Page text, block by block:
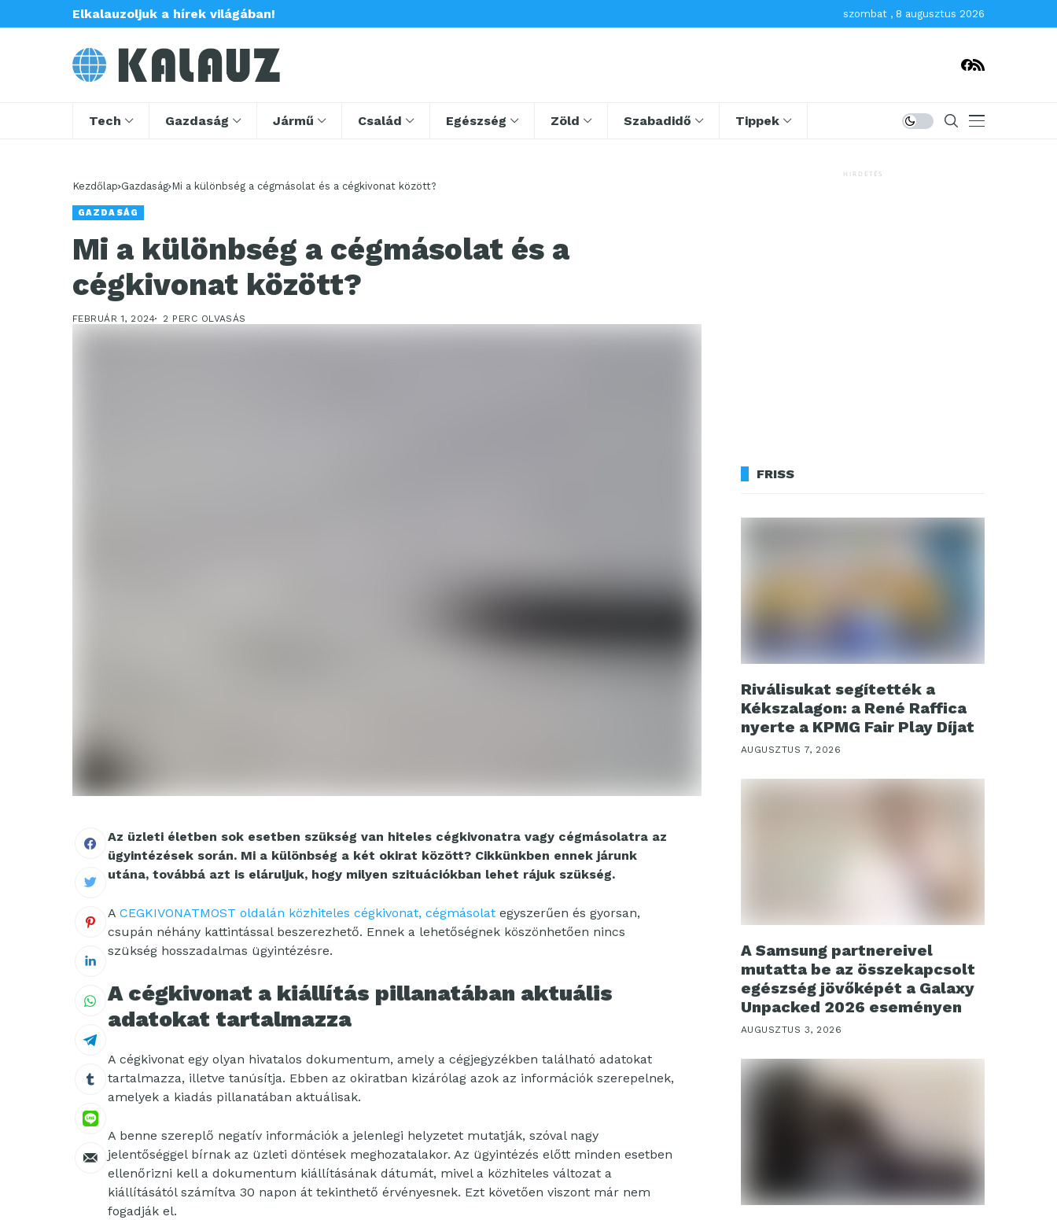
Elkalauzoljuk a hírek világában! szombat , 8 augusztus 2026
Tech Gazdaság Jármű Család Egészség Zöld Szabadidő Tippek
Kezdőlap Gazdaság Mi a különbség a cégmásolat és a cégkivonat között?
GAZDASÁG
Mi a különbség a cégmásolat és a
cégkivonat között?
FEBRUÁR 1, 2024 2 PERC OLVASÁS
Az üzleti életben sok esetben szükség van hiteles cégkivonatra vagy cégmásolatra az
ügyintézések során. Mi a különbség a két okirat között? Cikkünkben ennek járunk
utána, továbbá azt is eláruljuk, hogy milyen szituációkban lehet rájuk szükség.
A CEGKIVONATMOST oldalán közhiteles cégkivonat, cégmásolat egyszerűen és gyorsan,
csupán néhány kattintással beszerezhető. Ennek a lehetőségnek köszönhetően nincs
szükség hosszadalmas ügyintézésre.
A cégkivonat a kiállítás pillanatában aktuális
adatokat tartalmazza
A cégkivonat egy olyan hivatalos dokumentum, amely a cégjegyzékben található adatokat
tartalmazza, illetve tanúsítja. Ebben az okiratban kizárólag azok az információk szerepelnek,
amelyek a kiadás pillanatában aktuálisak.
A benne szereplő negatív információk a jelenlegi helyzetet mutatják, szóval nagy
jelentőséggel bírnak az üzleti döntések meghozatalakor. Az ügyintézés előtt minden esetben
ellenőrizni kell a dokumentum kiállításának dátumát, mivel a közhiteles változat a
kiállításától számítva 30 napon át tekinthető érvényesnek. Ezt követően viszont már nem
fogadják el.
HIRDETÉS
FRISS
Riválisukat segítették a
Kékszalagon: a René Raffica
nyerte a KPMG Fair Play Díjat
AUGUSZTUS 7, 2026
A Samsung partnereivel
mutatta be az összekapcsolt
egészség jövőképét a Galaxy
Unpacked 2026 eseményen
AUGUSZTUS 3, 2026